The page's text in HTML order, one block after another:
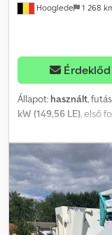
Hooglede 1 268
Állapot: használt,
kW (149,56 LE), első
tengelyelrendezés:
fékek:
motorfék , szín:
osztály:Euro 6 ,
teljes szélesség:2
év:2014,
elektromosan
= További opciók és